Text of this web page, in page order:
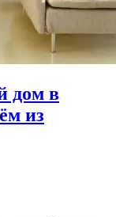
дом в
из